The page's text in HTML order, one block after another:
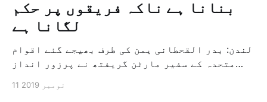
بنانا ہے ناکہ فریقوں پر حکم
لگانا ہے
لندن: بدر القحطانی یمن کی طرف بھیجے گئے اقوام
متحدہ کے سفیر مارٹن گریفتھ نے پرزور انداز
ثالثی اور اس کشمکش کی حدبندی کرنے کے لئے ایک
11 نومبر 2019